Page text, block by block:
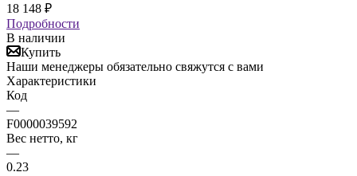
18 148 ₽
Подробности
В наличии
Купить
Наши менеджеры обязательно свяжутся с вами
Характеристики
Код
—
F0000039592
Вес нетто, кг
—
0.23